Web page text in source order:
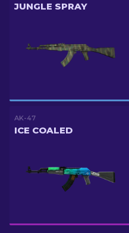
JUNGLE SPRAY
AK-47
ICE COALED